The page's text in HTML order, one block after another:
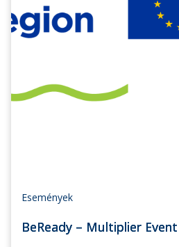
Események
BeReady – Multiplier Event